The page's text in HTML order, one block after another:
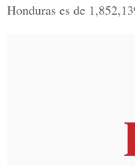
Honduras es de